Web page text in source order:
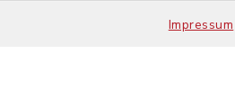
Impressum
Sitemap